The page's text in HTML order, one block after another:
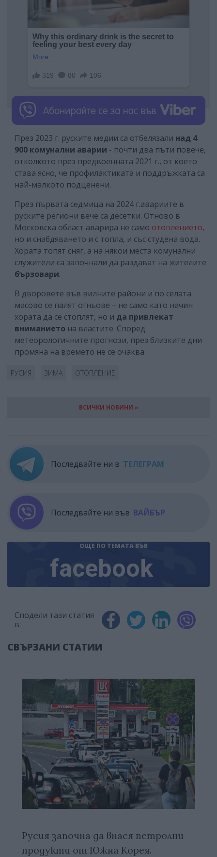
През 2023 г. руските медии са отбелязали над 4
900 комунални аварии - почти два пъти повече,
отколкото през предвоенната 2021 г., от което
става ясно, че профилактиката и поддръжката са
най-малкото подценени.
През първата седмица на 2024 г.авариите в
руските региони вече са десетки. Отново в
Московска област аварира не само отоплението,
но и снабдяването и с топла, и със студена вода.
Хората топят сняг, а на някои места комунални
служители са започнали да раздават на жителите
бързовари.
В дворовете във вилните райони и по селата
масово се палят огньове – не само като начин
хората да се стоплят, но и да привлекат
вниманието на властите. Според
метеорологичните прогнози, през близките дни
промяна на времето не се очаква.
РУСИЯ ЗИМА ОТОПЛЕНИЕ
ВСИЧКИ НОВИНИ »
Последвайте ни в ТЕЛЕГРАМ
Последвайте ни във ВАЙБЪР
ОЩЕ ПО ТЕМАТА ВЪВ
facebook
Сподели тази статия
в:
СВЪРЗАНИ СТАТИИ
Русия започна да внася петролни
продукти от Южна Корея.